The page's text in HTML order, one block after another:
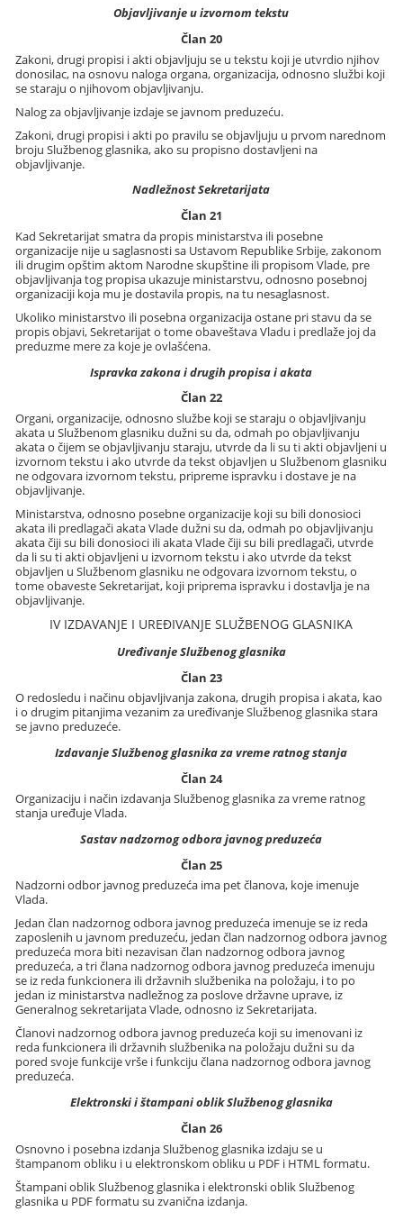
Objavljivanje u izvornom tekstu
Član 20
Zakoni, drugi propisi i akti objavljuju se u tekstu koji je utvrdio njihov
donosilac, na osnovu naloga organa, organizacija, odnosno službi koji
se staraju o njihovom objavljivanju.
Nalog za objavljivanje izdaje se javnom preduzeću.
Zakoni, drugi propisi i akti po pravilu se objavljuju u prvom narednom
broju Službenog glasnika, ako su propisno dostavljeni na
objavljivanje.
Nadležnost Sekretarijata
Član 21
Kad Sekretarijat smatra da propis ministarstva ili posebne
organizacije nije u saglasnosti sa Ustavom Republike Srbije, zakonom
ili drugim opštim aktom Narodne skupštine ili propisom Vlade, pre
objavljivanja tog propisa ukazuje ministarstvu, odnosno posebnoj
organizaciji koja mu je dostavila propis, na tu nesaglasnost.
Ukoliko ministarstvo ili posebna organizacija ostane pri stavu da se
propis objavi, Sekretarijat o tome obaveštava Vladu i predlaže joj da
preduzme mere za koje je ovlašćena.
Ispravka zakona i drugih propisa i akata
Član 22
Organi, organizacije, odnosno službe koji se staraju o objavljivanju
akata u Službenom glasniku dužni su da, odmah po objavljivanju
akata o čijem se objavljivanju staraju, utvrde da li su ti akti objavljeni u
izvornom tekstu i ako utvrde da tekst objavljen u Službenom glasniku
ne odgovara izvornom tekstu, pripreme ispravku i dostave je na
objavljivanje.
Ministarstva, odnosno posebne organizacije koji su bili donosioci
akata ili predlagači akata Vlade dužni su da, odmah po objavljivanju
akata čiji su bili donosioci ili akata Vlade čiji su bili predlagači, utvrde
da li su ti akti objavljeni u izvornom tekstu i ako utvrde da tekst
objavljen u Službenom glasniku ne odgovara izvornom tekstu, o
tome obaveste Sekretarijat, koji priprema ispravku i dostavlja je na
objavljivanje.
IV IZDAVANJE I UREĐIVANJE SLUŽBENOG GLASNIKA
Uređivanje Službenog glasnika
Član 23
O redosledu i načinu objavljivanja zakona, drugih propisa i akata, kao
i o drugim pitanjima vezanim za uređivanje Službenog glasnika stara
se javno preduzeće.
Izdavanje Službenog glasnika za vreme ratnog stanja
Član 24
Organizaciju i način izdavanja Službenog glasnika za vreme ratnog
stanja uređuje Vlada.
Sastav nadzornog odbora javnog preduzeća
Član 25
Nadzorni odbor javnog preduzeća ima pet članova, koje imenuje
Vlada.
Jedan član nadzornog odbora javnog preduzeća imenuje se iz reda
zaposlenih u javnom preduzeću, jedan član nadzornog odbora javnog
preduzeća mora biti nezavisan član nadzornog odbora javnog
preduzeća, a tri člana nadzornog odbora javnog preduzeća imenuju
se iz reda funkcionera ili državnih službenika na položaju, i to po
jedan iz ministarstva nadležnog za poslove državne uprave, iz
Generalnog sekretarijata Vlade, odnosno iz Sekretarijata.
Članovi nadzornog odbora javnog preduzeća koji su imenovani iz
reda funkcionera ili državnih službenika na položaju dužni su da
pored svoje funkcije vrše i funkciju člana nadzornog odbora javnog
preduzeća.
Elektronski i štampani oblik Službenog glasnika
Član 26
Osnovno i posebna izdanja Službenog glasnika izdaju se u
štampanom obliku i u elektronskom obliku u PDF i HTML formatu.
Štampani oblik Službenog glasnika i elektronski oblik Službenog
glasnika u PDF formatu su zvanična izdanja.